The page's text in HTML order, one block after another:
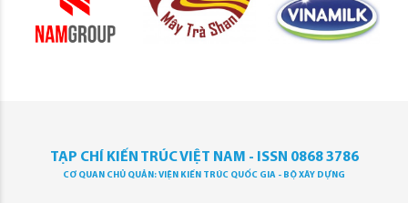
TẠP CHÍ KIẾN TRÚC VIỆT NAM - ISSN 0868 3786
CƠ QUAN CHỦ QUẢN: VIỆN KIẾN TRÚC QUỐC GIA - BỘ XÂY DỰNG